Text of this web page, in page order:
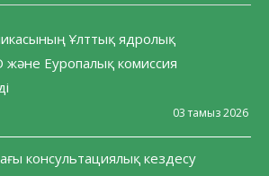
Ұлттық ядролық
Еуропалық комиссия
03 тамыз 2026
консультациялық кездесу